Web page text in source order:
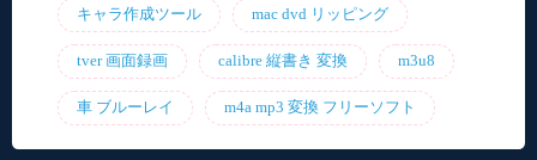
キャラ作成ツール mac dvd リッピング
tver 画面録画 calibre 縦書き 変換 m3u8
車 ブルーレイ m4a mp3 変換 フリーソフト